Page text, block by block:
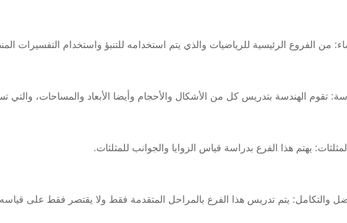
من الفروع الرئيسية للرياضيات والذي يتم استخدامه للتنبؤ واستخدام التفسيرات
تقوم الهندسة بتدريس كل من الأشكال والأحجام وأيضا الأبعاد والمساحات، والتي
يهتم هذا الفرع بدراسة قياس الزوايا والجوانب للمثلثات.
والتكامل: يتم تدريس هذا الفرع بالمراحل المتقدمة فقط ولا يقتصر فقط على قياسه